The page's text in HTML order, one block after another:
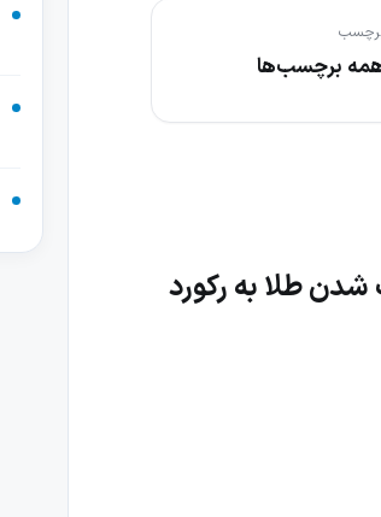
برچسب‌ها
طلا به رکورد